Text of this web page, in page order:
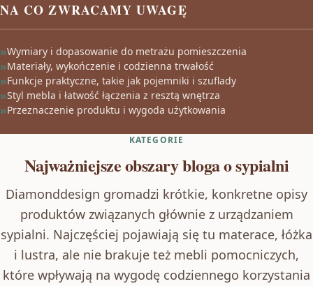
NA CO ZWRACAMY UWAGĘ
Wymiary i dopasowanie do metrażu pomieszczenia
Materiały, wykończenie i codzienna trwałość
Funkcje praktyczne, takie jak pojemniki i szuflady
Styl mebla i łatwość łączenia z resztą wnętrza
Przeznaczenie produktu i wygoda użytkowania
KATEGORIE
Najważniejsze obszary bloga o sypialni
Diamonddesign gromadzi krótkie, konkretne opisy
produktów związanych głównie z urządzaniem
sypialni. Najczęściej pojawiają się tu materace, łóżka
i lustra, ale nie brakuje też mebli pomocniczych,
które wpływają na wygodę codziennego korzystania